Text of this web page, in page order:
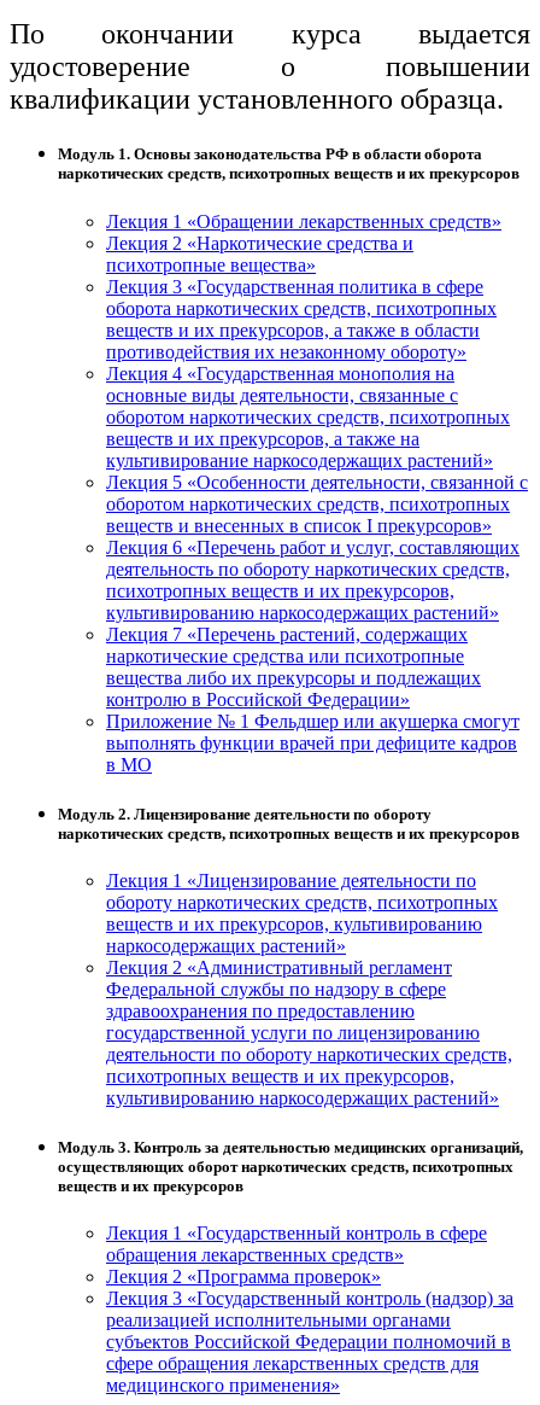
По окончании курса выдается
удостоверение о повышении
квалификации установленного образца.
Модуль 1. Основы законодательства РФ в области оборота
наркотических средств, психотропных веществ и их прекурсоров
Лекция 1 «Обращении лекарственных средств»
Лекция 2 «Наркотические средства и
психотропные вещества»
Лекция 3 «Государственная политика в сфере
оборота наркотических средств, психотропных
веществ и их прекурсоров, а также в области
противодействия их незаконному обороту»
Лекция 4 «Государственная монополия на
основные виды деятельности, связанные с
оборотом наркотических средств, психотропных
веществ и их прекурсоров, а также на
культивирование наркосодержащих растений»
Лекция 5 «Особенности деятельности, связанной с
оборотом наркотических средств, психотропных
веществ и внесенных в список I прекурсоров»
Лекция 6 «Перечень работ и услуг, составляющих
деятельность по обороту наркотических средств,
психотропных веществ и их прекурсоров,
культивированию наркосодержащих растений»
Лекция 7 «Перечень растений, содержащих
наркотические средства или психотропные
вещества либо их прекурсоры и подлежащих
контролю в Российской Федерации»
Приложение № 1 Фельдшер или акушерка смогут
выполнять функции врачей при дефиците кадров
в МО
Модуль 2. Лицензирование деятельности по обороту
наркотических средств, психотропных веществ и их прекурсоров
Лекция 1 «Лицензирование деятельности по
обороту наркотических средств, психотропных
веществ и их прекурсоров, культивированию
наркосодержащих растений»
Лекция 2 «Административный регламент
Федеральной службы по надзору в сфере
здравоохранения по предоставлению
государственной услуги по лицензированию
деятельности по обороту наркотических средств,
психотропных веществ и их прекурсоров,
культивированию наркосодержащих растений»
Модуль 3. Контроль за деятельностью медицинских организаций,
осуществляющих оборот наркотических средств, психотропных
веществ и их прекурсоров
Лекция 1 «Государственный контроль в сфере
обращения лекарственных средств»
Лекция 2 «Программа проверок»
Лекция 3 «Государственный контроль (надзор) за
реализацией исполнительными органами
субъектов Российской Федерации полномочий в
сфере обращения лекарственных средств для
медицинского применения»